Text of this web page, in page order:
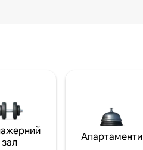
зал
Апартаменти